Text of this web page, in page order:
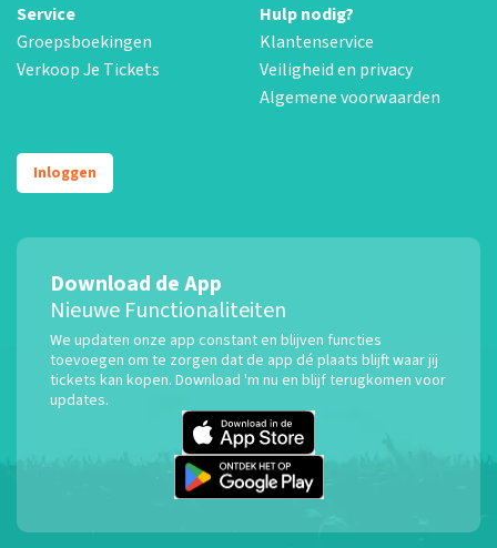
Service
Groepsboekingen
Verkoop Je Tickets
Hulp nodig?
Klantenservice
Veiligheid en privacy
Algemene voorwaarden
Inloggen
Download de App
Nieuwe Functionaliteiten
We updaten onze app constant en blijven functies
toevoegen om te zorgen dat de app dé plaats blijft waar jij
tickets kan kopen. Download 'm nu en blijf terugkomen voor
updates.